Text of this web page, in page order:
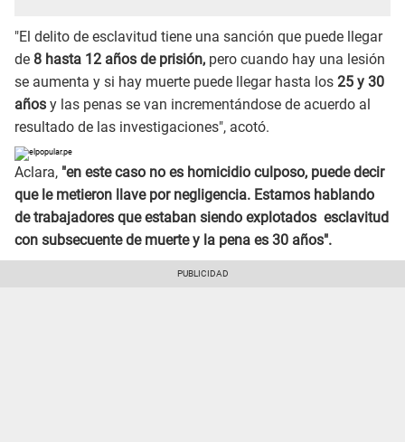
"El delito de esclavitud tiene una sanción que puede llegar
de 8 hasta 12 años de prisión, pero cuando hay una lesión
se aumenta y si hay muerte puede llegar hasta los 25 y 30
años y las penas se van incrementándose de acuerdo al
resultado de las investigaciones", acotó.
Aclara, "en este caso no es homicidio culposo, puede decir
que le metieron llave por negligencia. Estamos hablando
de trabajadores que estaban siendo explotados esclavitud
con subsecuente de muerte y la pena es 30 años".